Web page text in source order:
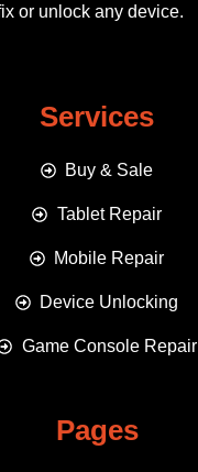
or unlock any device.
Services
Buy & Sale
Tablet Repair
Mobile Repair
Device Unlocking
Game Console Repair
Pages